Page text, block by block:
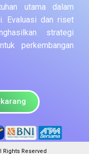
utama dalam
Evaluasi dan riset
strategi
perkembangan
Rights Reserved